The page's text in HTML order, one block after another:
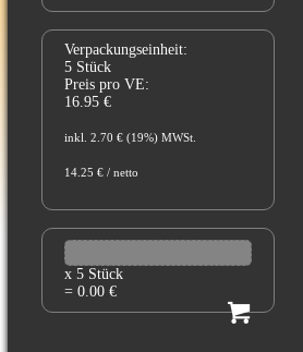
Verpackungseinheit:
5 Stück
Preis pro VE:
16.95 €
inkl. 2.70 € (19%) MWSt.
14.25 € / netto
x 5 Stück
= 0.00 €